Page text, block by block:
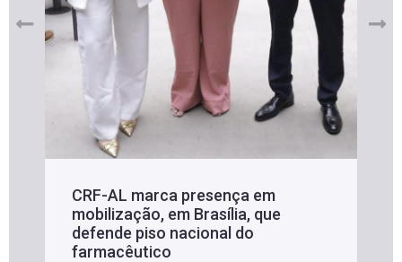
CRF-AL marca presença em
mobilização, em Brasília, que
defende piso nacional do
farmacêutico